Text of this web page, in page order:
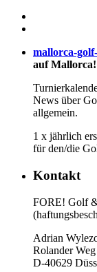
mallorca-
auf Mallorca!
News über
allgemein.
1 x jährlich
für den/die
Kontakt
FORE! Golf
Adrian
Rolander
D-40629